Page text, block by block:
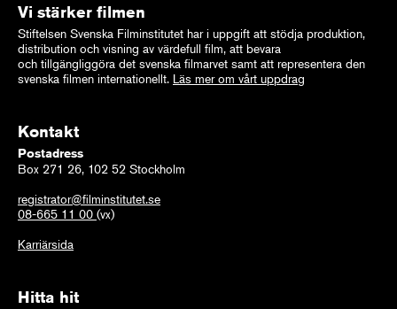
Vi stärker filmen
Stiftelsen Svenska Filminstitutet har i uppgift att stödja produktion,
distribution och visning av värdefull film, att bevara
och tillgängliggöra det svenska filmarvet samt att representera den
svenska filmen internationellt. Läs mer om vårt uppdrag
Kontakt
Postadress
Box 271 26, 102 52 Stockholm
registrator@filminstitutet.se
08-665 11 00 (vx)
Karriärsida
Hitta hit